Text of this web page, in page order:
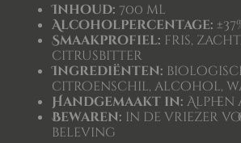
Inhoud: 700 ml
Alcoholpercentage:
Smaakprofiel: fris,
citrusbitter
Ingrediënten:
citroenschil, alcohol,
Handgemaakt in: Alphen
Bewaren: in de vriezer
beleving